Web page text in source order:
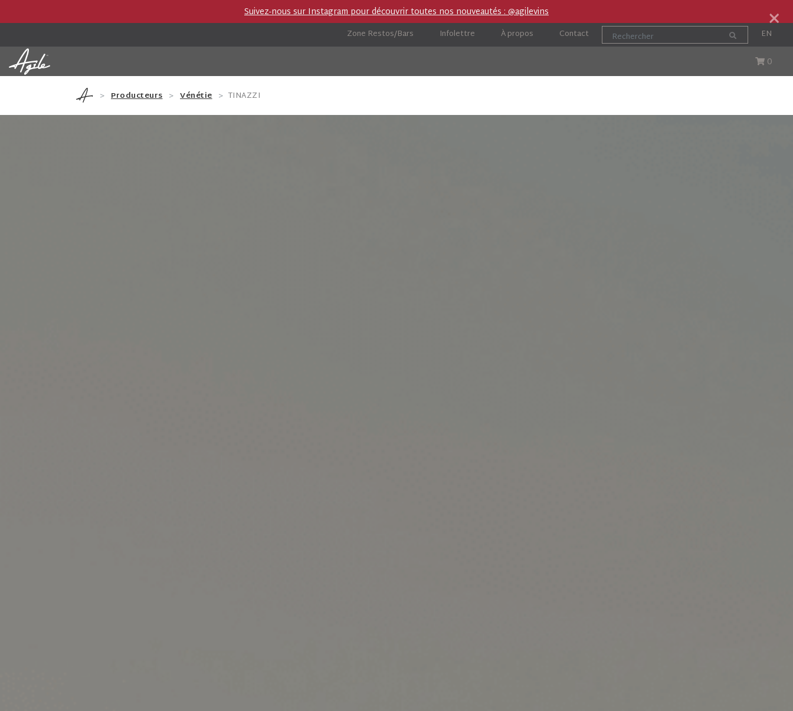
Suivez-nous sur Instagram pour découvrir toutes nos nouveautés : @agilevins ×
Zone Restos/Bars Infolettre À propos Contact EN
Vins et Spiritueux
0
Producteurs Vénétie TINAZZI